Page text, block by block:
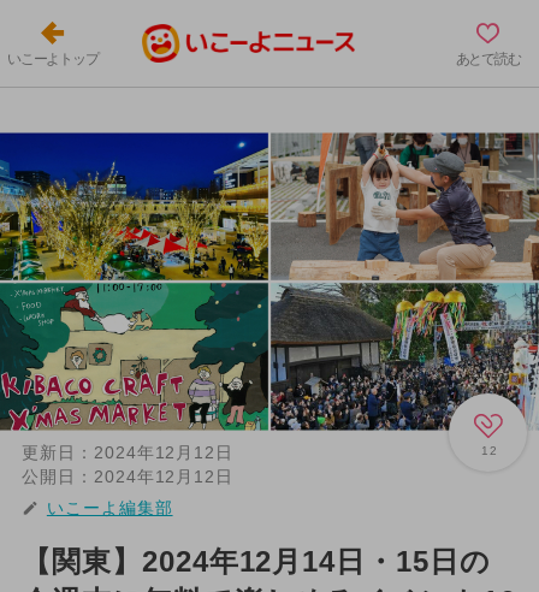
いこーよトップ あとで読む
12
更新日： 2024年12月12日
公開日： 2024年12月12日
いこーよ編集部
【関東】2024年12月14日・15日の